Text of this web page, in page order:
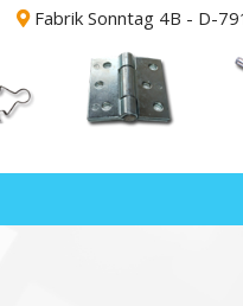
Fabrik Sonntag 4B - D-